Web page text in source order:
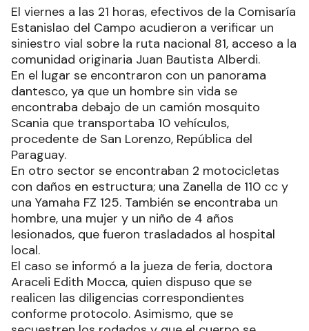
El viernes a las 21 horas, efectivos de la Comisaría
Estanislao del Campo acudieron a verificar un
siniestro vial sobre la ruta nacional 81, acceso a la
comunidad originaria Juan Bautista Alberdi.
En el lugar se encontraron con un panorama
dantesco, ya que un hombre sin vida se
encontraba debajo de un camión mosquito
Scania que transportaba 10 vehículos,
procedente de San Lorenzo, República del
Paraguay.
En otro sector se encontraban 2 motocicletas
con daños en estructura; una Zanella de 110 cc y
una Yamaha FZ 125. También se encontraba un
hombre, una mujer y un niño de 4 años
lesionados, que fueron trasladados al hospital
local.
El caso se informó a la jueza de feria, doctora
Araceli Edith Mocca, quien dispuso que se
realicen las diligencias correspondientes
conforme protocolo. Asimismo, que se